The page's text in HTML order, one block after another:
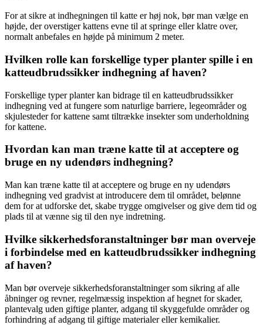
For at sikre at indhegningen til katte er høj nok, bør man vælge en
højde, der overstiger kattens evne til at springe eller klatre over,
normalt anbefales en højde på minimum 2 meter.
Hvilken rolle kan forskellige typer planter spille i en
katteudbrudssikker indhegning af haven?
Forskellige typer planter kan bidrage til en katteudbrudssikker
indhegning ved at fungere som naturlige barriere, legeområder og
skjulesteder for kattene samt tiltrække insekter som underholdning
for kattene.
Hvordan kan man træne katte til at acceptere og
bruge en ny udendørs indhegning?
Man kan træne katte til at acceptere og bruge en ny udendørs
indhegning ved gradvist at introducere dem til området, belønne
dem for at udforske det, skabe trygge omgivelser og give dem tid og
plads til at vænne sig til den nye indretning.
Hvilke sikkerhedsforanstaltninger bør man overveje
i forbindelse med en katteudbrudssikker indhegning
af haven?
Man bør overveje sikkerhedsforanstaltninger som sikring af alle
åbninger og revner, regelmæssig inspektion af hegnet for skader,
plantevalg uden giftige planter, adgang til skyggefulde områder og
forhindring af adgang til giftige materialer eller kemikalier.